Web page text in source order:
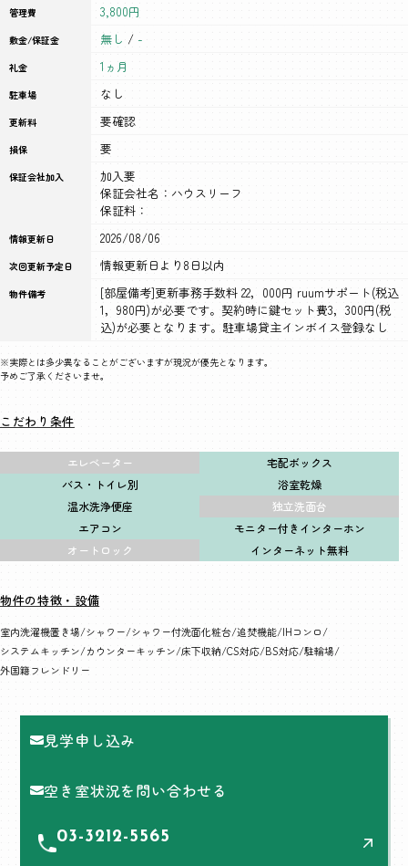
※実際とは多少異なることがございますが現況が優先となります。
予めご了承くださいませ。
管理費 3,800円
敷金/保証金 無し / -
礼金 1ヵ月
駐車場 なし
更新料 要確認
損保 要
保証会社加入
加入要
保証会社名：ハウスリーフ
保証料：
情報更新日 2026/08/06
次回更新予定日 情報更新日より8日以内
物件備考
[部屋備考]更新事務手数料 22，000円 ruumサポート(税込
1，980円)が必要です。契約時に鍵セット費3，300円(税
込)が必要となります。駐車場貸主インボイス登録なし
こだわり条件
エレベーター
宅配ボックス
バス・トイレ別
浴室乾燥
温水洗浄便座
独立洗面台
エアコン
モニター付きインターホン
オートロック
インターネット無料
物件の特徴・設備
室内洗濯機置き場 シャワー シャワー付洗面化粧台 追焚機能 IHコンロ
システムキッチン カウンターキッチン 床下収納 CS対応 BS対応 駐輪場
外国籍フレンドリー
見学申し込み
空き室状況を問い合わせる
03-3212-5565